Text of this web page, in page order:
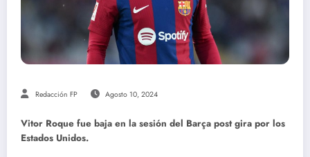
Redacción FP Agosto 10, 2024
Vitor Roque fue baja en la sesión del Barça post gira por los
Estados Unidos.